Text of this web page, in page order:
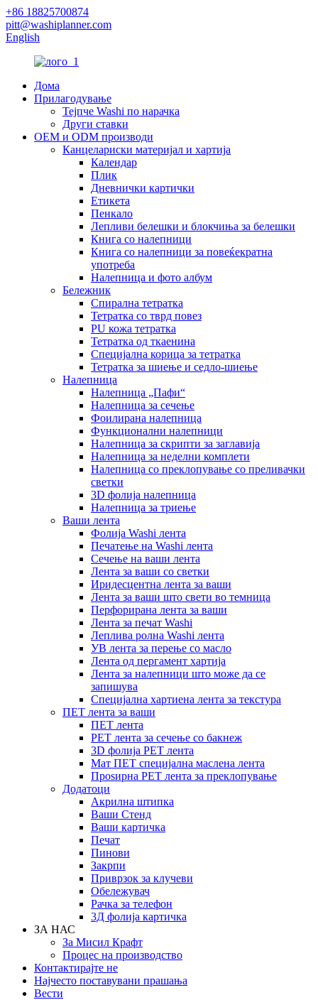
+86 18825700874
pitt@washiplanner.com
English
Дома
Прилагодување
Тејпче Washi по нарачка
Други ставки
OEM и ODM производи
Канцелариски материјал и хартија
Календар
Плик
Дневнички картички
Етикета
Пенкало
Лепливи белешки и блокчиња за белешки
Книга со налепници
Книга со налепници за повеќекратна
употреба
Налепница и фото албум
Бележник
Спирална тетратка
Тетратка со тврд повез
PU кожа тетратка
Тетратка од ткаенина
Специјална корица за тетратка
Тетратка за шиење и седло-шиење
Налепница
Налепница „Пафи“
Налепница за сечење
Фоилирана налепница
Функционални налепници
Налепница за скрипти за заглавија
Налепница за неделни комплети
Налепница со преклопување со преливачки
светки
3D фолија налепница
Налепница за триење
Ваши лента
Фолија Washi лента
Печатење на Washi лента
Сечење на ваши лента
Лента за ваши со светки
Иридесцентна лента за ваши
Лента за ваши што свети во темница
Перфорирана лента за ваши
Лента за печат Washi
Леплива ролна Washi лента
УВ лента за перење со масло
Лента од пергамент хартија
Лента за налепници што може да се
запишува
Специјална хартиена лента за текстура
ПЕТ лента за ваши
ПЕТ лента
PET лента за сечење со бакнеж
3D фолија PET лента
Мат ПЕТ специјална маслена лента
Проѕирна PET лента за преклопување
Додатоци
Акрилна штипка
Ваши Стенд
Ваши картичка
Печат
Пинови
Закрпи
Приврзок за клучеви
Обележувач
Рачка за телефон
3Д фолија картичка
ЗА НАС
За Мисил Крафт
Процес на производство
Контактирајте не
Најчесто поставувани прашања
Вести